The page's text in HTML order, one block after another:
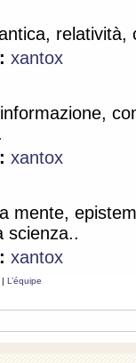
relatività,
xantox
xantox
mente,
scienza..
xantox
| L’équipe